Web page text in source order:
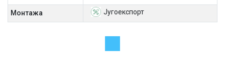
Mонтажа Југоекспорт